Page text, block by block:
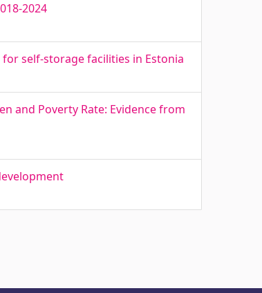
2024
self-storage facilities in Estonia
and Poverty Rate: Evidence from